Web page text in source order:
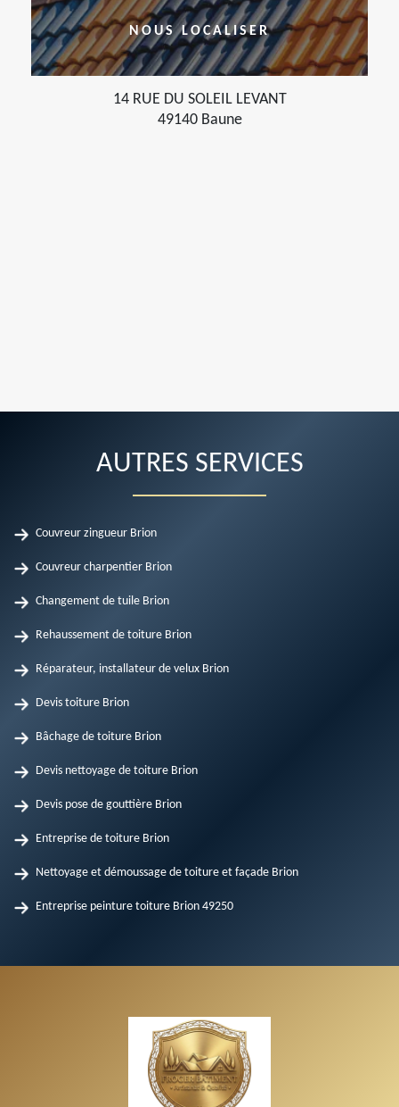
NOUS LOCALISER
14 RUE DU SOLEIL LEVANT
49140 Baune
AUTRES SERVICES
Couvreur zingueur Brion
Couvreur charpentier Brion
Changement de tuile Brion
Rehaussement de toiture Brion
Réparateur, installateur de velux Brion
Devis toiture Brion
Bâchage de toiture Brion
Devis nettoyage de toiture Brion
Devis pose de gouttière Brion
Entreprise de toiture Brion
Nettoyage et démoussage de toiture et façade Brion
Entreprise peinture toiture Brion 49250